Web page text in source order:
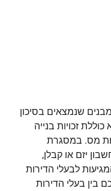
מבנים שנמצאים בסיכון
1980. כיום היא כוללת זכויות בנייה
והקלות מס. במסגרת
יזם או קבלן,
לבעלי הדירות
בין בעלי הדירות